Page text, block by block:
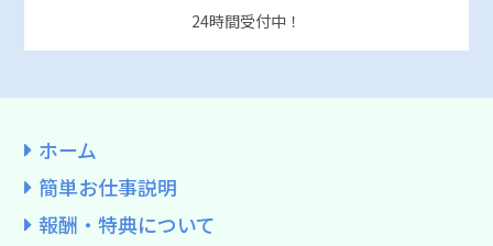
24時間受付中！
ホーム
簡単お仕事説明
報酬・特典について